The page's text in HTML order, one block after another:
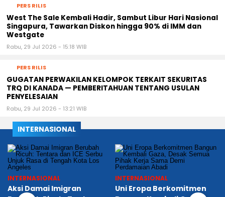
PERS RILIS
West The Sale Kembali Hadir, Sambut Libur Hari Nasional
Singapura, Tawarkan Diskon hingga 90% di IMM dan
Westgate
Rabu, 29 Jul 2026 - 15:18 WIB
PERS RILIS
GUGATAN PERWAKILAN KELOMPOK TERKAIT SEKURITAS
TRQ DI KANADA — PEMBERITAHUAN TENTANG USULAN
PENYELESAIAN
Rabu, 29 Jul 2026 - 13:21 WIB
INTERNASIONAL
INTERNASIONAL
Aksi Damai Imigran
INTERNASIONAL
Uni Eropa Berkomitmen